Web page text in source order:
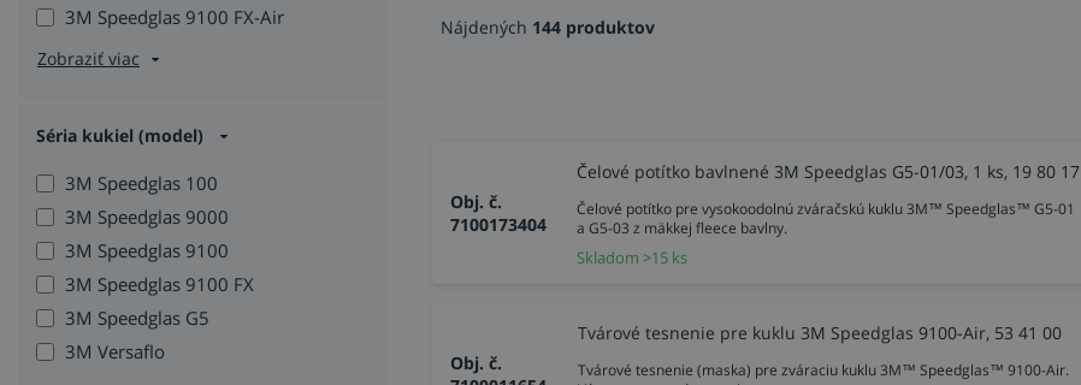
3M Speedglas 9100 FX-Air
Zobraziť viac
Séria kukiel (model)
3M Speedglas 100
3M Speedglas 9000
3M Speedglas 9100
3M Speedglas 9100 FX
3M Speedglas G5
3M Versaflo
Nájdených 144 produktov
Obj. č.
7100173404
Čelové potítko bavlnené 3M Speedglas G5-01/03, 1 ks, 19 80 17
Čelové potítko pre vysokoodolnú zváračskú kuklu 3M™ Speedglas™ G5-01
a G5-03 z mäkkej fleece bavlny.
Skladom >15 ks
Obj. č.
Tvárové tesnenie pre kuklu 3M Speedglas 9100-Air, 53 41 00
Tvárové tesnenie (maska) pre zváraciu kuklu 3M™ Speedglas™ 9100-Air.